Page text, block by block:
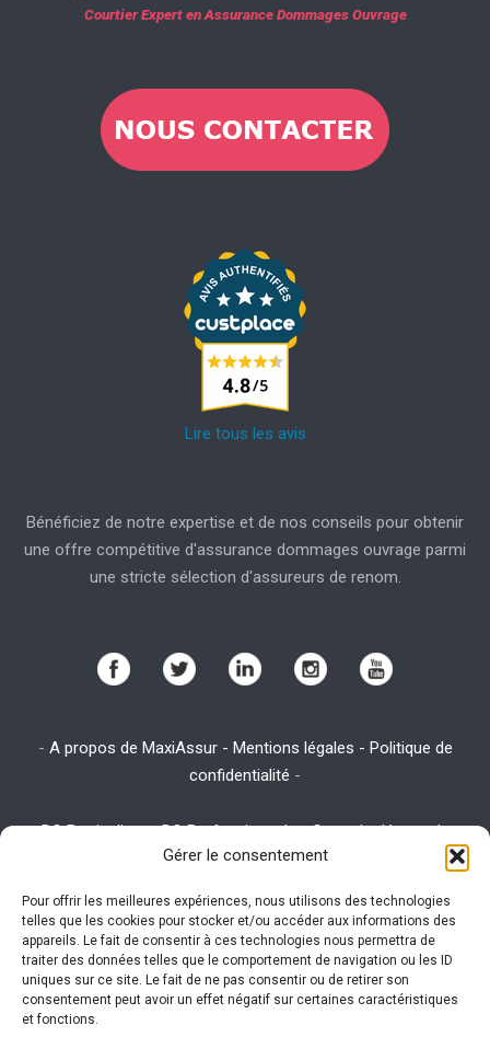
Gérer le consentement
Pour offrir les meilleures expériences, nous utilisons des technologies
telles que les cookies pour stocker et/ou accéder aux informations des
appareils. Le fait de consentir à ces technologies nous permettra de
traiter des données telles que le comportement de navigation ou les ID
uniques sur ce site. Le fait de ne pas consentir ou de retirer son
consentement peut avoir un effet négatif sur certaines caractéristiques
et fonctions.
Courtier Expert en Assurance Dommages Ouvrage
Lire tous les avis
Bénéficiez de notre expertise et de nos conseils pour obtenir
une offre compétitive d'assurance dommages ouvrage parmi
une stricte sélection d'assureurs de renom.
- A propos de MaxiAssur - Mentions légales - Politique de
confidentialité -
-DO Particuliers-DO Professionnels-Garantie décennale-
Assurance emprunteur-Assurance habitation
Assurance RC
Ce site utilise des cookies. Visitez la pageutilisation des
cookiesexpliquant la politique des cookies pour plus